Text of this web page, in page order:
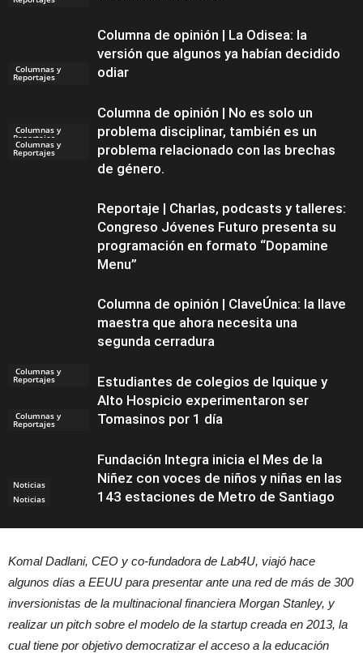
Columnas y
Reportajes
Columnas y
Reportajes
Columna de opinión | La Odisea: la
versión que algunos ya habían decidido
odiar
Columnas y
Reportajes
Columna de opinión | No es solo un
problema disciplinar, también es un
problema relacionado con las brechas
de género.
Columnas y
Reportajes
Reportaje | Charlas, podcasts y talleres:
Congreso Jóvenes Futuro presenta su
programación en formato “Dopamine
Menu”
Columnas y
Reportajes
Columna de opinión | ClaveÚnica: la llave
maestra que ahora necesita una
segunda cerradura
Noticias
Estudiantes de colegios de Iquique y
Alto Hospicio experimentaron ser
Tomasinos por 1 día
Noticias
Fundación Integra inicia el Mes de la
Niñez con voces de niños y niñas en las
143 estaciones de Metro de Santiago
Komal Dadlani, CEO y co-fundadora de Lab4U, viajó hace
algunos días a EEUU para presentar ante una red de más de 300
inversionistas de la multinacional financiera Morgan Stanley, y
realizar un pitch sobre el modelo de la startup creada en 2013, la
cual tiene por objetivo democratizar el acceso a la educación